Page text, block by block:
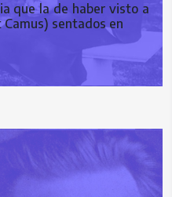
que la de haber visto a
sentados en